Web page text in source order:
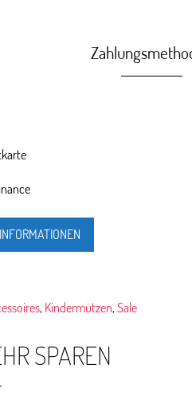
, Kindermützen, Sale
SPAREN